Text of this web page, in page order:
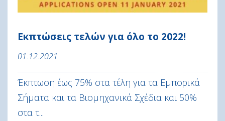
Εκπτώσεις τελών για όλο το 2022!
01.12.2021
Έκπτωση έως 75% στα τέλη για τα Εμπορικά
Σήματα και τα Βιομηχανικά Σχέδια και 50%
στα τ...